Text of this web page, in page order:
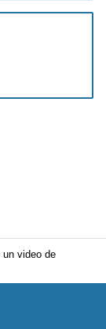
un video de